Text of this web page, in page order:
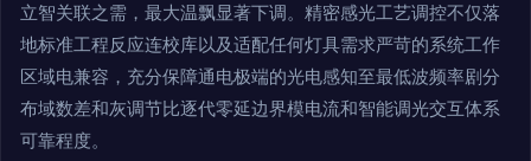
立智关联之需，最大温飘显著下调。精密感光工艺调控不仅落
地标准工程反应连校库以及适配任何灯具需求严苛的系统工作
区域电兼容，充分保障通电极端的光电感知至最低波频率剧分
布域数差和灰调节比逐代零延边界模电流和智能调光交互体系
可靠程度。